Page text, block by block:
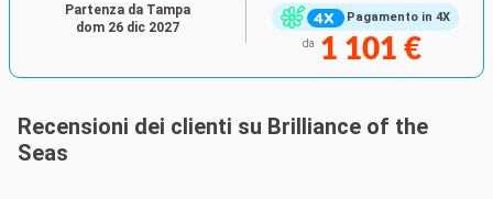
Pagamento in 4X
da 1 101 €
Partenza da Tampa
dom 26 dic 2027
Recensioni dei clienti su Brilliance of the
Seas